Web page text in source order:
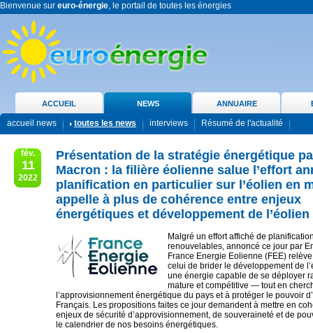
Bienvenue sur euro-énergie, le portail de toutes les énergies
ACCUEIL NEWS ANNUAIRE
accueil news toutes les news interviews Résumé de l'actualité
fév.
11
2022
Présentation de la stratégie énergétique
Macron : la filière éolienne salue l’effort
planification en particulier sur l’éolien en
appelle à plus de cohérence entre enjeux
énergétiques et développement de
Malgré un effort affiché de
renouvelables, annoncé ce jour par
France Energie Eolienne (FEE)
celui de brider le développement de
une énergie capable de se déployer
mature et compétitive — tout en
l’approvisionnement énergétique du pays et à protéger le pouvoir
Français. Les propositions faites ce jour demandent à mettre en
enjeux de sécurité d’approvisionnement, de souveraineté et de
le calendrier de nos besoins énergétiques.